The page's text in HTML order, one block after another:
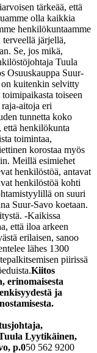
tärkeää, että
olla kaikkia
henkilökuntaamme
terveellä järjellä,
Se, jos mikä,
Tuula
Osuuskauppa Suur-
on kuitenkin selvitty
toiseen
aitoja eri
tunnetta koko
että henkilökunta
toimintaa,
korostaa myös
Meillä esimiehet
henkilöstöä, antavat
henkilöstöä kohti
on suuri
Suur-Savo koetaan.
-Kaikissa
että iloa arkeen
erilaisen, sanoo
lähes 1300
piirissä
Kiitos
erinomaisesta
ja
Lyytikäinen,
p.050 562 9200